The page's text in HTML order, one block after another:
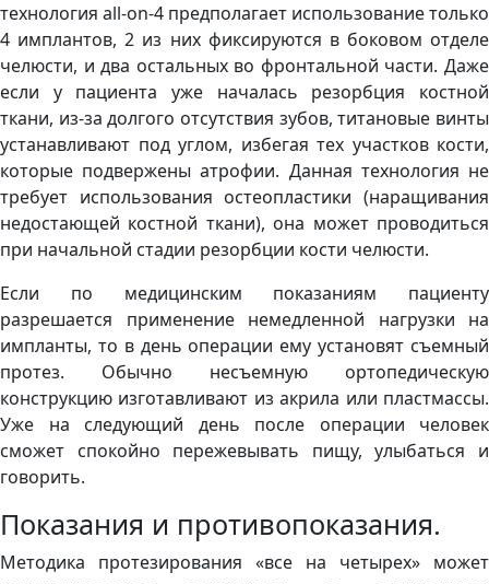
технология all-on-4 предполагает использование только
4 имплантов, 2 из них фиксируются в боковом отделе
челюсти, и два остальных во фронтальной части. Даже
если у пациента уже началась резорбция костной
ткани, из-за долгого отсутствия зубов, титановые винты
устанавливают под углом, избегая тех участков кости,
которые подвержены атрофии. Данная технология не
требует использования остеопластики (наращивания
недостающей костной ткани), она может проводиться
при начальной стадии резорбции кости челюсти.
Если по медицинским показаниям пациенту
разрешается применение немедленной нагрузки на
импланты, то в день операции ему установят съемный
протез. Обычно несъемную ортопедическую
конструкцию изготавливают из акрила или пластмассы.
Уже на следующий день после операции человек
сможет спокойно пережевывать пищу, улыбаться и
говорить.
Показания и противопоказания.
Методика протезирования «все на четырех» может